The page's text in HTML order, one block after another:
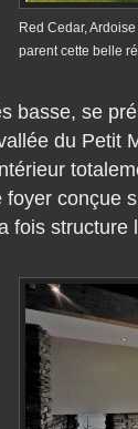
Red Cedar,
parent cette belle
basse, se
du Petit
foyer conçue
fois structure